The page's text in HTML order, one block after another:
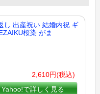
し 出産祝い 結婚内祝 ギ
桜染 がま
2,610円(税込)
Yahoo!で詳しく見る